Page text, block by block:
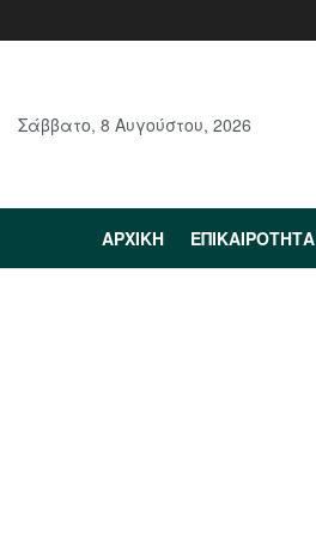
Σάββατο, 8 Αυγούστου, 2026
ΑΡΧΙΚΉ ΕΠΙΚΑΙΡΌΤΗΤΑ